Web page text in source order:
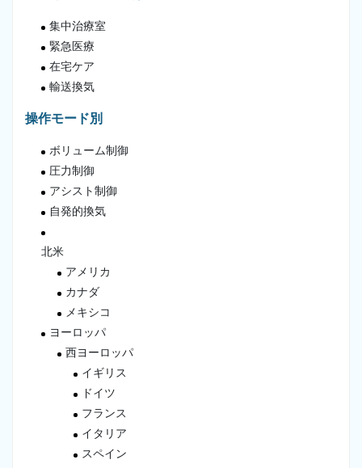
集中治療室
緊急医療
在宅ケア
輸送換気
操作モード別
ボリューム制御
圧力制御
アシスト制御
自発的換気
北米
アメリカ
カナダ
メキシコ
ヨーロッパ
西ヨーロッパ
イギリス
ドイツ
フランス
イタリア
スペイン